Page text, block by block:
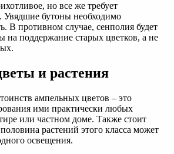
но все же требует
Увядшие бутоны необходимо
В противном случае, сенполия будет
на поддержание старых цветков, а не
и растения
ампельных цветов – это
ими практически любых
или частном доме. Также стоит
растений этого класса может
освещения.